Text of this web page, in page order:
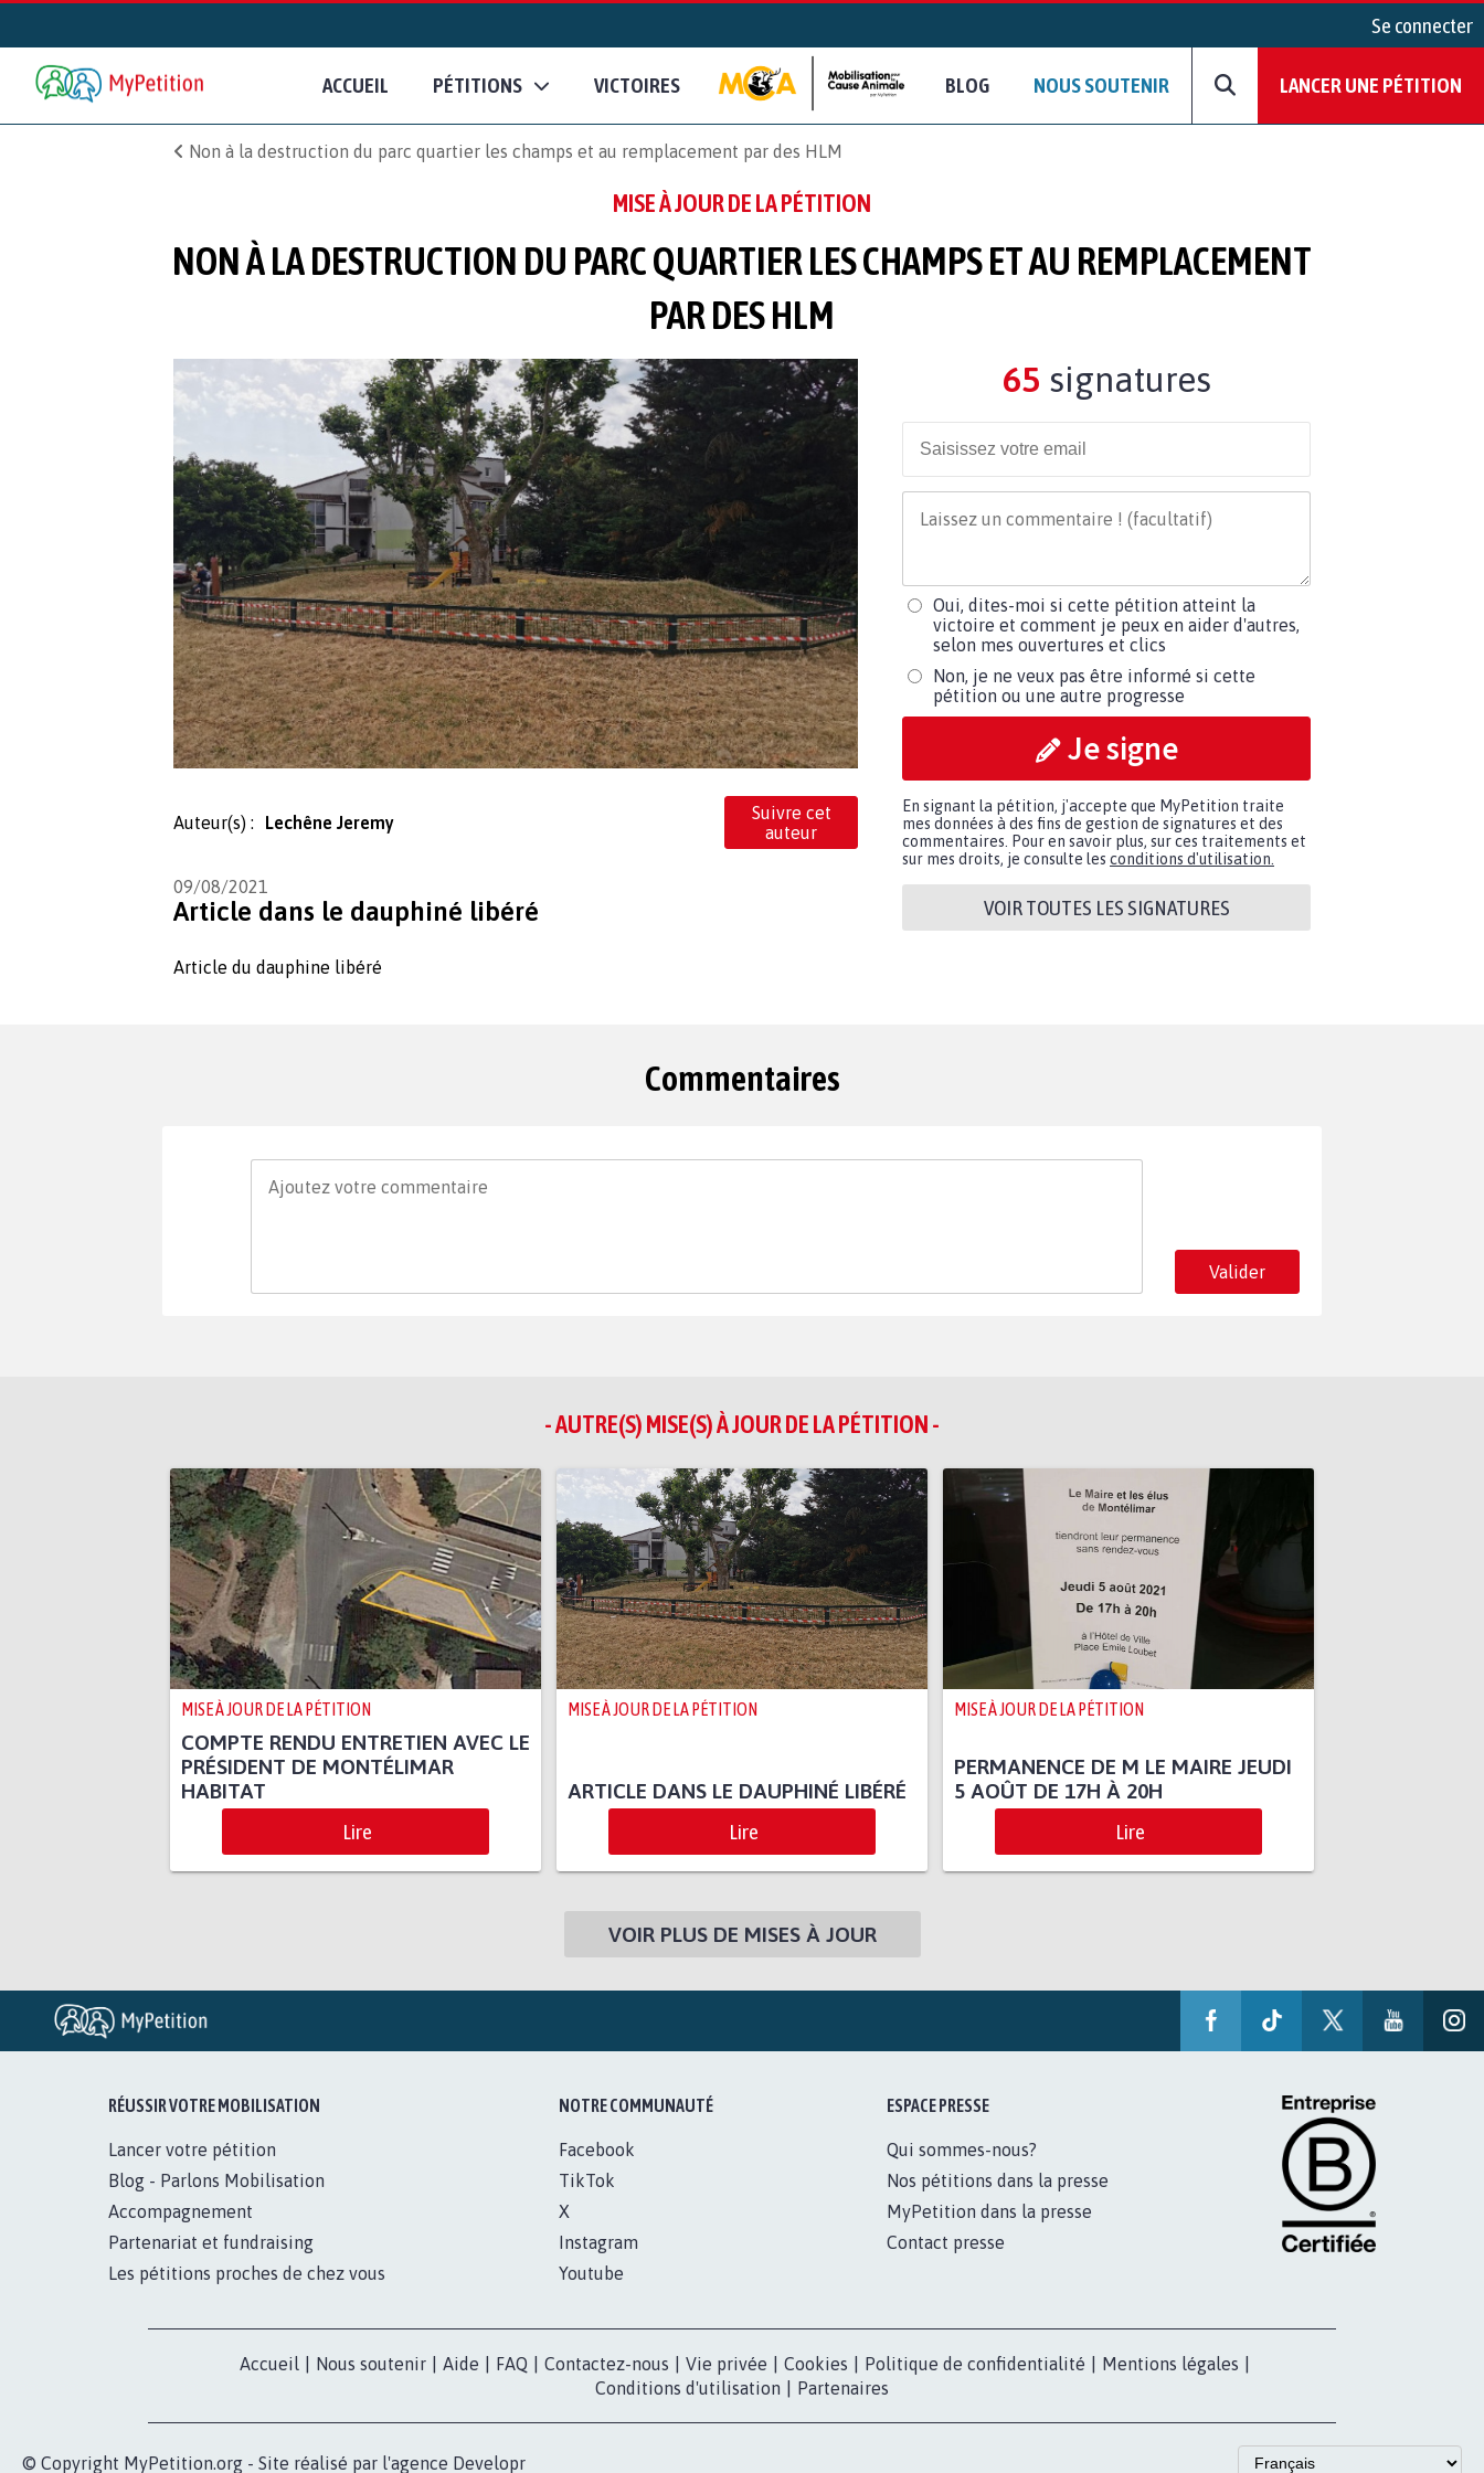
Se connecter
ACCUEIL PÉTITIONS VICTOIRES BLOG NOUS SOUTENIR LANCER UNE PÉTITION
Non à la destruction du parc quartier les champs et au remplacement par des HLM
MISE À JOUR DE LA PÉTITION
NON À LA DESTRUCTION DU PARC QUARTIER LES CHAMPS ET AU REMPLACEMENT
PAR DES HLM
Auteur(s) : Lechêne Jeremy
Suivre cet
auteur
09/08/2021
Article dans le dauphiné libéré
Article du dauphine libéré
65 signatures
Oui, dites-moi si cette pétition atteint la
victoire et comment je peux en aider d'autres,
selon mes ouvertures et clics
Non, je ne veux pas être informé si cette
pétition ou une autre progresse
Je signe
En signant la pétition, j'accepte que MyPetition traite
mes données à des fins de gestion de signatures et des
commentaires. Pour en savoir plus, sur ces traitements et
sur mes droits, je consulte les conditions d'utilisation.
VOIR TOUTES LES SIGNATURES
Commentaires
Valider
- AUTRE(S) MISE(S) À JOUR DE LA PÉTITION -
MISE À JOUR DE LA PÉTITION
COMPTE RENDU ENTRETIEN AVEC LE
PRÉSIDENT DE MONTÉLIMAR
HABITAT
Lire
MISE À JOUR DE LA PÉTITION
ARTICLE DANS LE DAUPHINÉ LIBÉRÉ
Lire
MISE À JOUR DE LA PÉTITION
PERMANENCE DE M LE MAIRE JEUDI
5 AOÛT DE 17H À 20H
Lire
VOIR PLUS DE MISES À JOUR
RÉUSSIR VOTRE MOBILISATION
Lancer votre pétition
Blog - Parlons Mobilisation
Accompagnement
Partenariat et fundraising
Les pétitions proches de chez vous
NOTRE COMMUNAUTÉ
Facebook
TikTok
X
Instagram
Youtube
ESPACE PRESSE
Qui sommes-nous?
Nos pétitions dans la presse
MyPetition dans la presse
Contact presse
Accueil Nous soutenir Aide FAQ Contactez-nous Vie privée Cookies Politique de confidentialité Mentions légales
Conditions d'utilisation
Partenaires
© Copyright MyPetition.org - Site réalisé par l'agence Developr